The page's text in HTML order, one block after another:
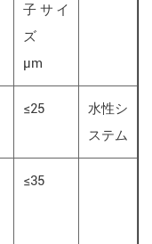
子サイ
ズ
μm
≤25
水性シ
ステム
≤35